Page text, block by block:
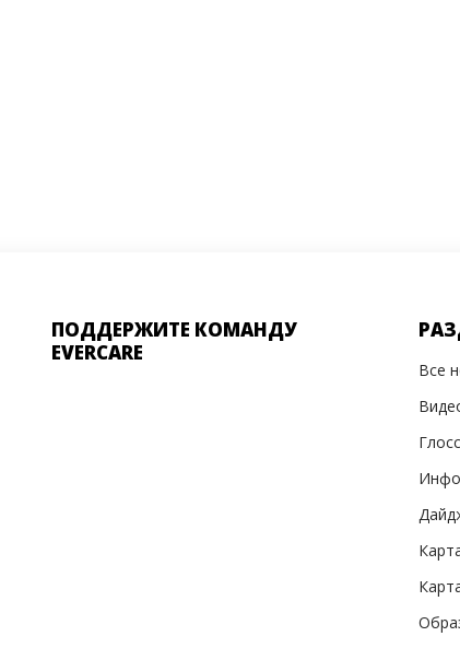
ПОДДЕРЖИТЕ КОМАНДУ
EVERCARE
Все